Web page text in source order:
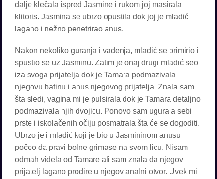
dalje klečala ispred Jasmine i rukom joj masirala
klitoris. Jasmina se ubrzo opustila dok joj je mladić
lagano i nežno penetrirao anus.
Nakon nekoliko guranja i vađenja, mladić se primirio i
spustio se uz Jasminu. Zatim je onaj drugi mladić seo
iza svoga prijatelja dok je Tamara podmazivala
njegovu batinu i anus njegovog prijatelja. Znala sam
šta sledi, vagina mi je pulsirala dok je Tamara detaljno
podmazivala njih dvojicu. Ponovo sam ugurala sebi
prste i iskolačenih očiju posmatrala šta će se dogoditi.
Ubrzo je i mladić koji je bio u Jasmininom anusu
počeo da pravi bolne grimase na svom licu. Nisam
odmah videla od Tamare ali sam znala da njegov
prijatelj lagano prodire u njegov analni otvor. Uvek mi